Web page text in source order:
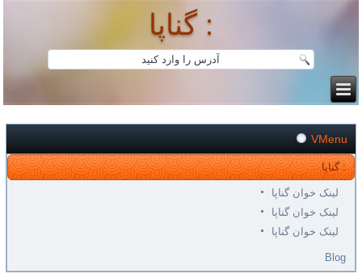
گناپا :
VMenu
گناپا :
لینک خوان گناپا
لینک خوان گناپا
لینک خوان گناپا
Blog